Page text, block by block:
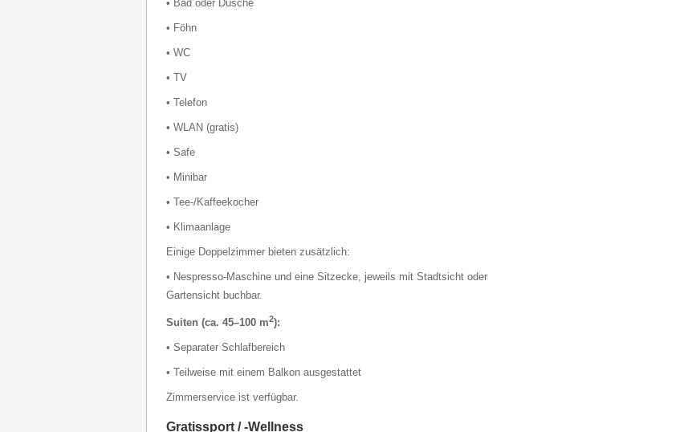
• Bad oder Dusche
• Föhn
• WC
• TV
• Telefon
• WLAN (gratis)
• Safe
• Minibar
• Tee-/Kaffeekocher
• Klimaanlage
Einige Doppelzimmer bieten zusätzlich:
• Nespresso-Maschine und eine Sitzecke, jeweils mit Stadtsicht oder
Gartensicht buchbar.
Suiten (ca. 45–100 m2):
• Separater Schlafbereich
• Teilweise mit einem Balkon ausgestattet
Zimmerservice ist verfügbar.
Gratissport / -Wellness